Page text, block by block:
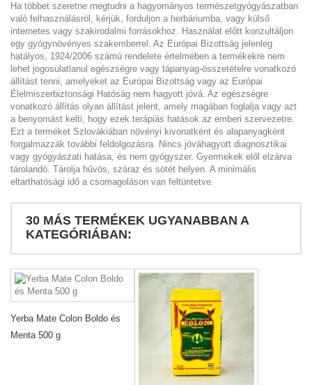
Ha többet szeretne megtudni a hagyományos természetgyógyászatban
való felhasználásról, kérjük, forduljon a herbáriumba, vagy külső
internetes vagy szakirodalmi forrásokhoz. Használat előtt konzultáljon
egy gyógynövényes szakemberrel. Az Európai Bizottság jelenleg
hatályos, 1924/2006 számú rendelete értelmében a termékekre nem
lehet jogosulatlanul egészségre vagy tápanyag-összetételre vonatkozó
állítást tenni, amelyeket az Európai Bizottság vagy az Európai
Élelmiszerbiztonsági Hatóság nem hagyott jóvá. Az egészségre
vonatkozó állítás olyan állítást jelent, amely magában foglalja vagy azt
a benyomást kelti, hogy ezek terápiás hatások az emberi szervezetre.
Ezt a terméket Szlovákiában növényi kivonatként és alapanyagként
forgalmazzák további feldolgozásra. Nincs jóváhagyott diagnosztikai
vagy gyógyászati hatása, és nem gyógyszer. Gyermekek elől elzárva
tárolandó. Tárolja hűvös, száraz és sötét helyen. A minimális
eltarthatósági idő a csomagoláson van feltüntetve.
30 MÁS TERMÉKEK UGYANABBAN A
KATEGÓRIÁBAN:
Yerba Mate Colon Boldo és
Menta 500 g